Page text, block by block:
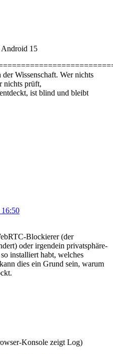
Android 15
Wissenschaft. Wer nichts
nichts prüft,
ist blind und bleibt
16:50
Blockierer (der
oder irgendein privatsphäre-
installiert habt, welches
dies ein Grund sein, warum
Konsole zeigt Log)